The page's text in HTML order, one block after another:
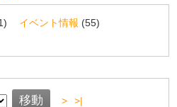
イベント情報 (55)
> >|